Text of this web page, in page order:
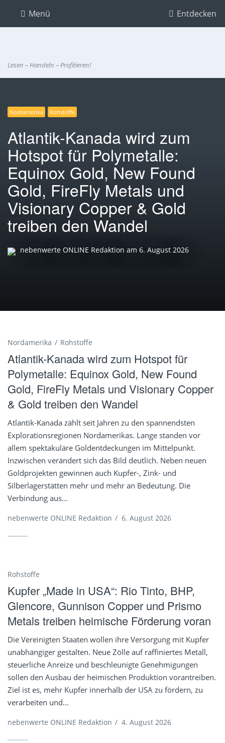
Entdecken
Menü
Lesen – Handeln – Profitieren!
Nordamerika Rohstoffe
Atlantik-Kanada wird zum
Hotspot für Polymetalle:
Equinox Gold, New Found
Gold, FireFly Metals und
Visionary Copper & Gold
treiben den Wandel
nebenwerte ONLINE Redaktion am 6. August 2026
Nordamerika Rohstoffe
Atlantik-Kanada wird zum Hotspot für
Polymetalle: Equinox Gold, New Found
Gold, FireFly Metals und Visionary Copper
& Gold treiben den Wandel
Atlantik-Kanada zählt seit Jahren zu den spannendsten
Explorationsregionen Nordamerikas. Lange standen vor
allem spektakuläre Goldentdeckungen im Mittelpunkt.
Inzwischen verändert sich das Bild deutlich. Neben neuen
Goldprojekten gewinnen auch Kupfer-, Zink- und
Silberlagerstätten mehr und mehr an Bedeutung. Die
Verbindung aus...
nebenwerte ONLINE Redaktion / 6. August 2026
Rohstoffe
Kupfer „Made in USA“: Rio Tinto, BHP,
Glencore, Gunnison Copper und Prismo
Metals treiben heimische Förderung voran
Die Vereinigten Staaten wollen ihre Versorgung mit Kupfer
unabhängiger gestalten. Neue Zölle auf raffiniertes Metall,
steuerliche Anreize und beschleunigte Genehmigungen
sollen den Ausbau der heimischen Produktion vorantreiben.
Ziel ist es, mehr Kupfer innerhalb der USA zu fördern, zu
verarbeiten und...
nebenwerte ONLINE Redaktion / 4. August 2026